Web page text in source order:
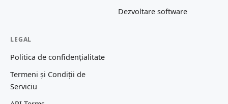
Dezvoltare software
LEGAL
Politica de confidențialitate
Termeni și Condiții de
Serviciu